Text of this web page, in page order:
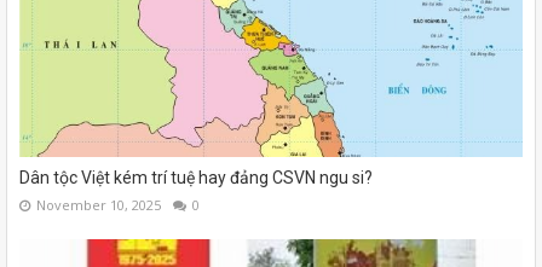
Dân tộc Việt kém trí tuệ hay đảng CSVN ngu si?
November 10, 2025 0